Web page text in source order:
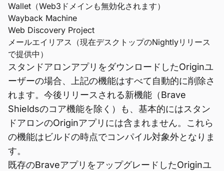
Wallet（Web3ドメインも無効化されます）
Wayback Machine
Web Discovery Project
メールエイリアス（現在デスクトップのNightlyリリース
で提供中）
スタンドアロンアプリをダウンロードしたOriginユ
ーザーの場合、上記の機能はすべて自動的に削除さ
れます。今後リリースされる新機能（Brave
Shieldsのコア機能を除く）も、基本的にはスタン
ドアロンのOriginアプリには含まれません。これら
の機能はビルドの時点でコンパイル対象外となりま
す。
既存のBraveアプリをアップグレードしたOriginユ